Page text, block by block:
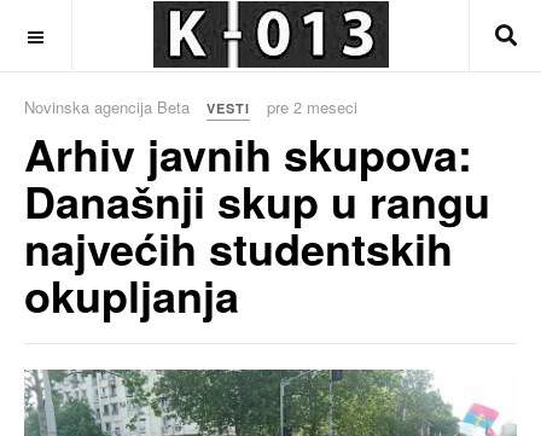
Novinska agencija Beta VESTI pre 2 meseci
Arhiv javnih skupova:
Današnji skup u rangu
najvećih studentskih
okupljanja